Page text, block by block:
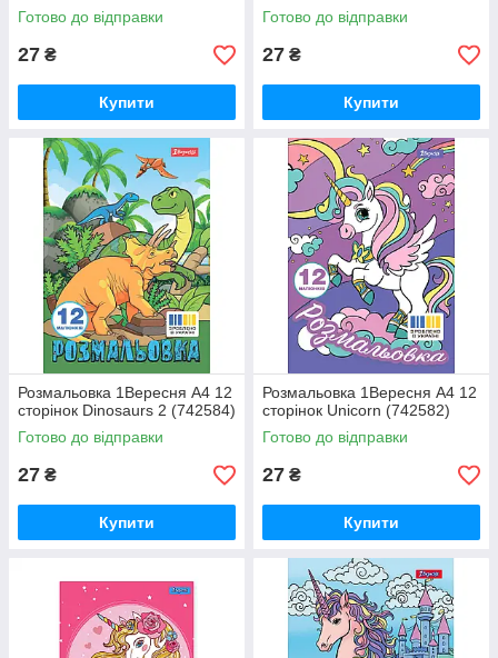
Готово до відправки
27 ₴
Купити
Готово до відправки
27 ₴
Купити
Розмальовка 1Вересня А4 12
сторінок Dinosaurs 2 (742584)
Готово до відправки
27 ₴
Купити
Розмальовка 1Вересня А4 12
сторінок Unicorn (742582)
Готово до відправки
27 ₴
Купити